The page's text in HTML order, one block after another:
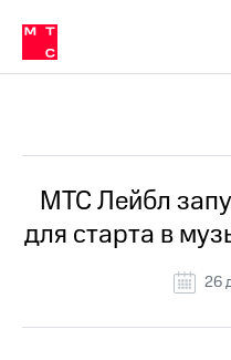
Медиа-центр
и акционерам
Устойчивое развитие
Комплаенс и деловая этика
компании
Карьера
История
компании
Руководство
в МТС
Пресс-
релизы
о технологиях
МТС Лейбл
для старта в
26